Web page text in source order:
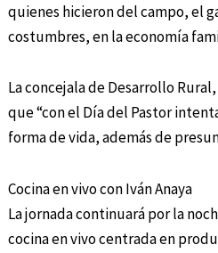
quienes hicieron del campo, el
costumbres, en la economía
La concejala de Desarrollo
que “con el Día del Pastor
forma de vida, además de
Cocina en vivo con Iván Anaya
La jornada continuará por la
cocina en vivo centrada en